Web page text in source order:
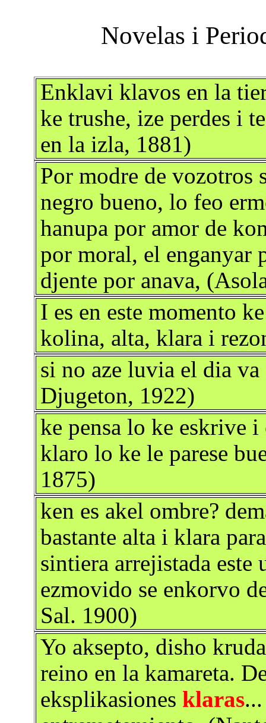
Enklavi klavos en la
ke trushe, ize perdes i
en la izla, 1881)
Por modre de vozotros
negro bueno, lo feo
hanupa por amor de
por moral, el enganyar
djente por anava,
I es en este momento
kolina, alta, klara i
si no aze luvia el dia
Djugeton, 1922)
ke pensa lo ke eskrive
klaro lo ke le parese
1875)
ken es akel ombre?
bastante alta i klara
sintiera arrejistada
ezmovido se enkorvo
Sal. 1900)
Yo aksepto, disho
reino en la kamareta.
eksplikasiones klaras